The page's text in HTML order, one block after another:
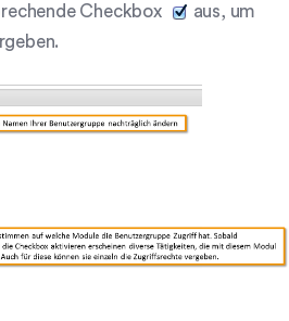
Checkbox
aus, um